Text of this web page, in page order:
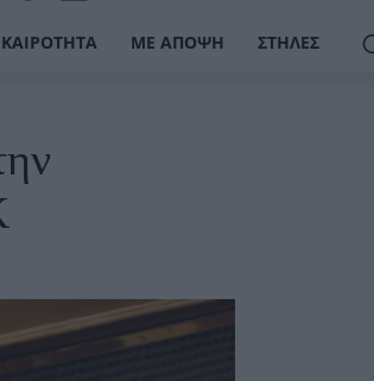
ΜΕ ΆΠΟΨΗ ΣΤΉΛΕΣ